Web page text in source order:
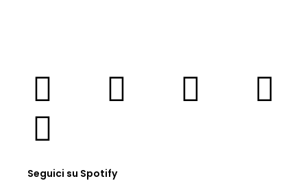
Seguici su Spotify